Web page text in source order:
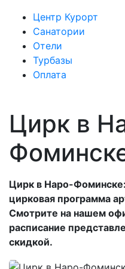
Центр Курорт
Санатории
Отели
Турбазы
Оплата
Цирк в
Цирк в Наро-
цирковая программа
Смотрите на нашем
расписание
скидкой.